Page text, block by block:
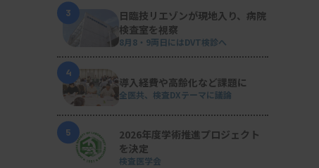
3
日臨技リエゾンが現地入り、病院
検査室を視察
8月8・9両日にはDVT検診へ
4
導入経費や高齢化など課題に
全医共、検査DXテーマに議論
5
2026年度学術推進プロジェクト
を決定
検査医学会